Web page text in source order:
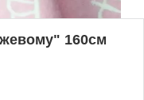
160см